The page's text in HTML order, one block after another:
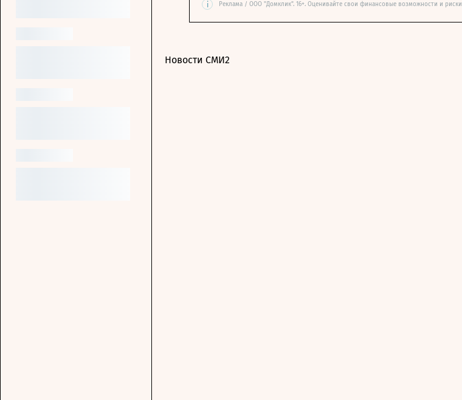
i Реклама / ООО "Домклик". 16+. Оценивайте свои финансовые возможности и риски
Новости СМИ2